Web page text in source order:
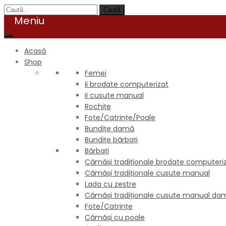
Caută
Acasă
Shop
Femei
Ii brodate computerizat
Ii cusute manual
Rochițe
Fote/Catrințe/Poale
Bundițe damă
Bundițe bărbați
Bărbați
Cămăși tradiționale brodate
Cămăși tradiționale cusute manual
Lada cu zestre
Cămăși tradiționale cusute manual
Fote/Catrințe
Cămăși cu poale